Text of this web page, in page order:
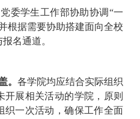
党委学生工作部协助协调“一
根据需要协助搭建面向全校
名通道。
。各学院均应结合实际组织
开展相关活动的学院，原则
织一次活动，确保工作全面